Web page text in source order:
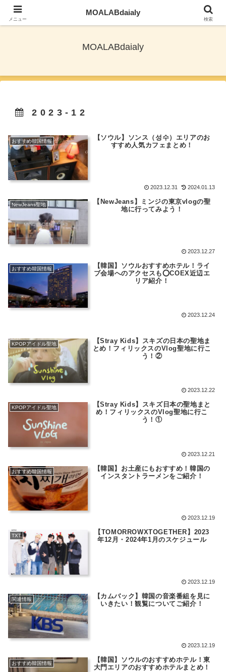
MOALABdaialy
2023-12
おすすめ韓国情報
【ソウル】ソンス（성수）エリアのお
すすめ人気カフェまとめ！
2023.12.31 2024.01.13
NewJeans聖地
【NewJeans】ミンジの東京vlogの聖
地に行ってみよう！
2023.12.27
おすすめ韓国情報
【韓国】ソウルおすすめホテル！ライ
ブ会場へのアクセスも⭕️COEX近辺エ
リア紹介！
2023.12.24
KPOPアイドル聖地
【Stray Kids】スキズの日本の聖地ま
とめ！フィリックスのVlog聖地に行こ
う！②
2023.12.22
KPOPアイドル聖地
【Stray Kids】スキズ日本の聖地まと
め！フィリックスのVlog聖地に行こ
う！①
2023.12.21
おすすめ韓国情報
【韓国】お土産にもおすすめ！韓国の
インスタントラーメンをご紹介！
2023.12.19
TXT
【TOMORROWXTOGETHER】2023
年12月・2024年1月のスケジュール
2023.12.19
関連情報
【カムバック】韓国の音楽番組を見に
いきたい！観覧についてご紹介！
2023.12.19
おすすめ韓国情報
【韓国】ソウルのおすすめホテル！東
大門エリアのおすすめホテルまとめ！
メニュー
MOALABdaialy
検索